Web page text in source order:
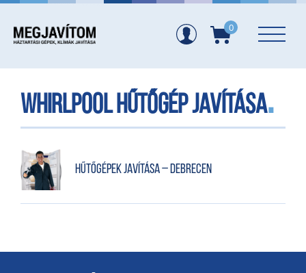
0
Whirlpool hűtőgép javítása
Hűtőgépek javítása – Debrecen